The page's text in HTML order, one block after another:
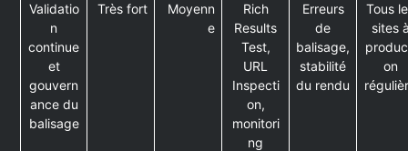
Validatio
n
continue
et
gouvern
ance du
balisage
Très fort
Moyenn
e
Rich
Results
Test,
URL
Inspecti
on,
monitori
ng
Erreurs
de
balisage,
stabilité
du rendu
Tous
sites
on